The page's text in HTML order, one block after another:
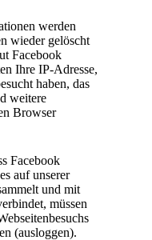
werden
wieder gelöscht
Facebook
Ihre IP-Adresse,
haben, das
weitere
Browser
Facebook
auf unserer
und mit
müssen
(ausloggen).